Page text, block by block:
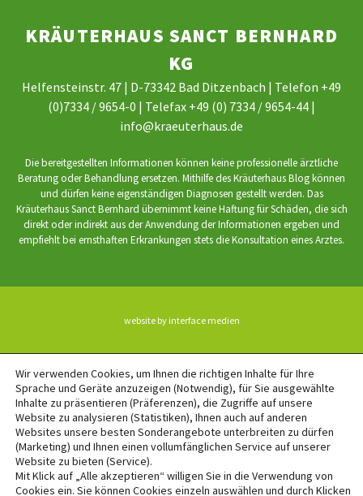
KRÄUTERHAUS SANCT BERNHARD
KG
Helfensteinstr. 47 | D-73342 Bad Ditzenbach | Telefon +49
(0)7334 / 9654-0 | Telefax +49 (0) 7334 / 9654-44 |
info@kraeuterhaus.de
Die bereitgestellten Informationen können keine professionelle ärztliche
Beratung oder Behandlung ersetzen. Mithilfe des Kräuterhaus Blog können
und dürfen keine eigenständigen Diagnosen gestellt werden. Das
Kräuterhaus Sanct Bernhard übernimmt keine Haftung für Schäden, die sich
direkt oder indirekt aus der Anwendung der Informationen ergeben und
empfiehlt bei ernsthaften Erkrankungen stets die Konsultation eines Arztes.
website by interface medien
Wir verwenden Cookies, um Ihnen die richtigen Inhalte für Ihre
Sprache und Geräte anzuzeigen (Notwendig), für Sie ausgewählte
Inhalte zu präsentieren (Präferenzen), die Zugriffe auf unsere
Website zu analysieren (Statistiken), Ihnen auch auf anderen
Websites unsere besten Sonderangebote unterbreiten zu dürfen
(Marketing) und Ihnen einen vollumfänglichen Service auf unserer
Website zu bieten (Service).
Mit Klick auf „Alle akzeptieren“ willigen Sie in die Verwendung von
Cookies ein. Sie können Cookies einzeln auswählen und durch Klicken